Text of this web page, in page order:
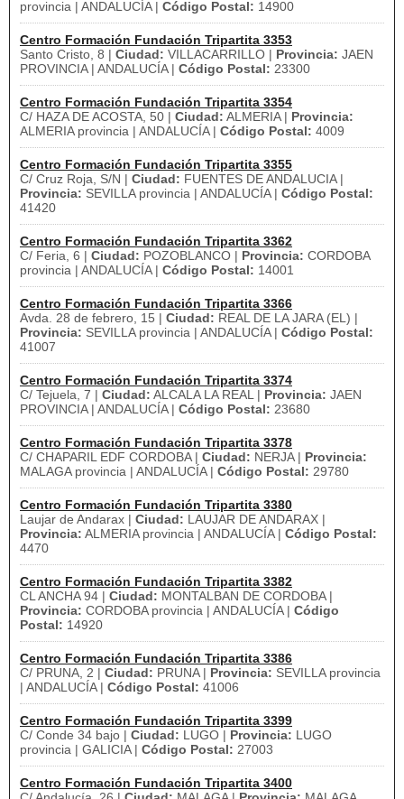
provincia | ANDALUCÍA | Código Postal: 14900
Centro Formación Fundación Tripartita 3353
Santo Cristo, 8 | Ciudad: VILLACARRILLO | Provincia: JAEN
PROVINCIA | ANDALUCÍA | Código Postal: 23300
Centro Formación Fundación Tripartita 3354
C/ HAZA DE ACOSTA, 50 | Ciudad: ALMERIA | Provincia:
ALMERIA provincia | ANDALUCÍA | Código Postal: 4009
Centro Formación Fundación Tripartita 3355
C/ Cruz Roja, S/N | Ciudad: FUENTES DE ANDALUCIA |
Provincia: SEVILLA provincia | ANDALUCÍA | Código Postal:
41420
Centro Formación Fundación Tripartita 3362
C/ Feria, 6 | Ciudad: POZOBLANCO | Provincia: CORDOBA
provincia | ANDALUCÍA | Código Postal: 14001
Centro Formación Fundación Tripartita 3366
Avda. 28 de febrero, 15 | Ciudad: REAL DE LA JARA (EL) |
Provincia: SEVILLA provincia | ANDALUCÍA | Código Postal:
41007
Centro Formación Fundación Tripartita 3374
C/ Tejuela, 7 | Ciudad: ALCALA LA REAL | Provincia: JAEN
PROVINCIA | ANDALUCÍA | Código Postal: 23680
Centro Formación Fundación Tripartita 3378
C/ CHAPARIL EDF CORDOBA | Ciudad: NERJA | Provincia:
MALAGA provincia | ANDALUCÍA | Código Postal: 29780
Centro Formación Fundación Tripartita 3380
Laujar de Andarax | Ciudad: LAUJAR DE ANDARAX |
Provincia: ALMERIA provincia | ANDALUCÍA | Código Postal:
4470
Centro Formación Fundación Tripartita 3382
CL ANCHA 94 | Ciudad: MONTALBAN DE CORDOBA |
Provincia: CORDOBA provincia | ANDALUCÍA | Código
Postal: 14920
Centro Formación Fundación Tripartita 3386
C/ PRUNA, 2 | Ciudad: PRUNA | Provincia: SEVILLA provincia
| ANDALUCÍA | Código Postal: 41006
Centro Formación Fundación Tripartita 3399
C/ Conde 34 bajo | Ciudad: LUGO | Provincia: LUGO
provincia | GALICIA | Código Postal: 27003
Centro Formación Fundación Tripartita 3400